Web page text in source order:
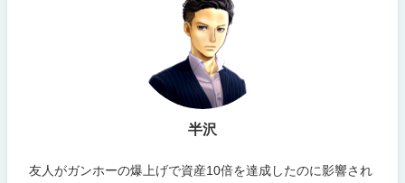
半沢
友人がガンホーの爆上げで資産10倍を達成したのに影響され